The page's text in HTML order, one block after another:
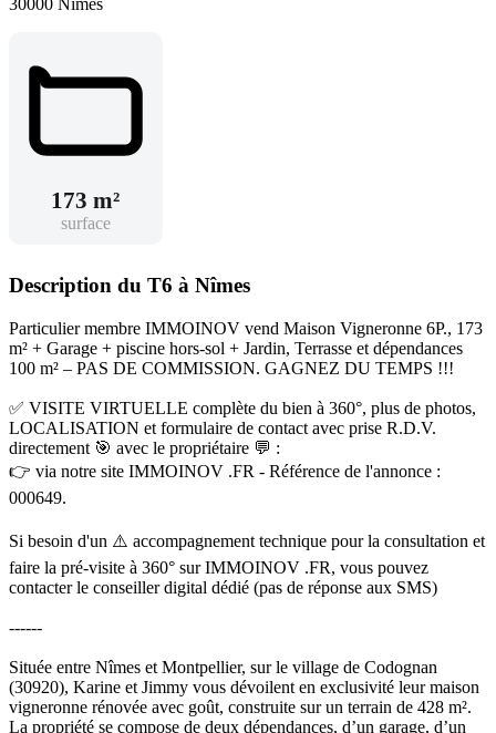
173 m²
surface
Description du T6 à Nîmes
Particulier membre IMMOINOV vend Maison Vigneronne 6P., 173
m² + Garage + piscine hors-sol + Jardin, Terrasse et dépendances
100 m² – PAS DE COMMISSION. GAGNEZ DU TEMPS !!!
✅ VISITE VIRTUELLE complète du bien à 360°, plus de photos,
LOCALISATION et formulaire de contact avec prise R.D.V.
directement 🎯 avec le propriétaire 💬 :
👉 via notre site IMMOINOV .FR - Référence de l'annonce :
000649.
Si besoin d'un ⚠️ accompagnement technique pour la consultation et
faire la pré-visite à 360° sur IMMOINOV .FR, vous pouvez
contacter le conseiller digital dédié (pas de réponse aux SMS)
------
Située entre Nîmes et Montpellier, sur le village de Codognan
(30920), Karine et Jimmy vous dévoilent en exclusivité leur maison
vigneronne rénovée avec goût, construite sur un terrain de 428 m².
La propriété se compose de deux dépendances, d’un garage, d’un